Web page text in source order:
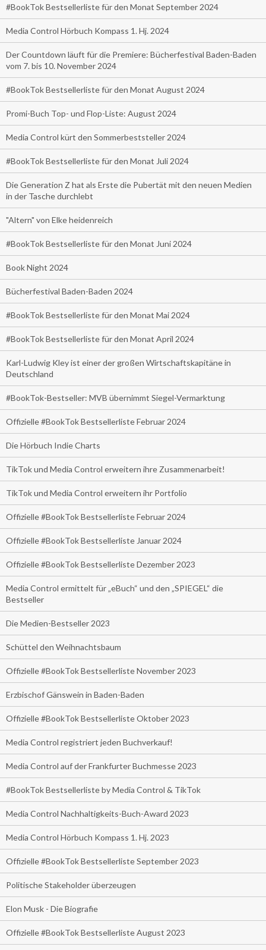
#BookTok Bestsellerliste für den Monat September 2024
Media Control Hörbuch Kompass 1. Hj. 2024
Der Countdown läuft für die Premiere: Bücherfestival Baden-Baden
vom 7. bis 10. November 2024
#BookTok Bestsellerliste für den Monat August 2024
Promi-Buch Top- und Flop-Liste: August 2024
Media Control kürt den Sommerbeststeller 2024
#BookTok Bestsellerliste für den Monat Juli 2024
Die Generation Z hat als Erste die Pubertät mit den neuen Medien
in der Tasche durchlebt
"Altern" von Elke heidenreich
#BookTok Bestsellerliste für den Monat Juni 2024
Book Night 2024
Bücherfestival Baden-Baden 2024
#BookTok Bestsellerliste für den Monat Mai 2024
#BookTok Bestsellerliste für den Monat April 2024
Karl-Ludwig Kley ist einer der großen Wirtschaftskapitäne in
Deutschland
#BookTok-Bestseller: MVB übernimmt Siegel-Vermarktung
Offizielle #BookTok Bestsellerliste Februar 2024
Die Hörbuch Indie Charts
TikTok und Media Control erweitern ihre Zusammenarbeit!
TikTok und Media Control erweitern ihr Portfolio
Offizielle #BookTok Bestsellerliste Februar 2024
Offizielle #BookTok Bestsellerliste Januar 2024
Offizielle #BookTok Bestsellerliste Dezember 2023
Media Control ermittelt für „eBuch“ und den „SPIEGEL“ die
Bestseller
Die Medien-Bestseller 2023
Schüttel den Weihnachtsbaum
Offizielle #BookTok Bestsellerliste November 2023
Erzbischof Gänswein in Baden-Baden
Offizielle #BookTok Bestsellerliste Oktober 2023
Media Control registriert jeden Buchverkauf!
Media Control auf der Frankfurter Buchmesse 2023
#BookTok Bestsellerliste by Media Control & TikTok
Media Control Nachhaltigkeits-Buch-Award 2023
Media Control Hörbuch Kompass 1. Hj. 2023
Offizielle #BookTok Bestsellerliste September 2023
Politische Stakeholder überzeugen
Elon Musk - Die Biografie
Offizielle #BookTok Bestsellerliste August 2023